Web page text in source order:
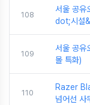
108
서울 공유
dot;시설
109
서울 공유
몰 특화)
110
Razer
넘어선 사